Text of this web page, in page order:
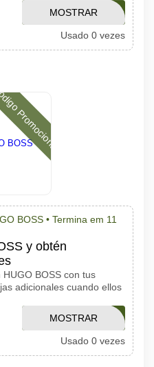
TAILORED
MOSTRAR
CÓDIGO
Usado 0 vezes
Promocional
BOSS • Termina em 11
y obtén
BOSS con tus
adicionales cuando ellos
SALE20
MOSTRAR
CÓDIGO
Usado 0 vezes